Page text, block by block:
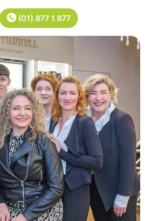
(01) 877 1 877